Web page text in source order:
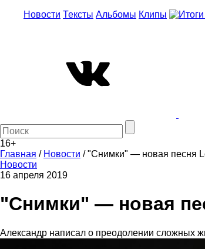
Новости Тексты Альбомы Клипы
16+
Главная / Новости /"Снимки" — новая песня
Новости
16 апреля 2019
"Снимки" — новая
Александр написал о преодолении сложных